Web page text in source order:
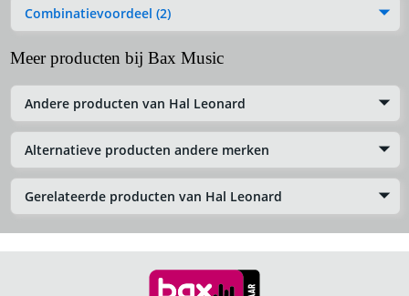
Combinatievoordeel (2)
Meer producten bij Bax Music
Andere producten van Hal Leonard
Alternatieve producten andere merken
Gerelateerde producten van Hal Leonard